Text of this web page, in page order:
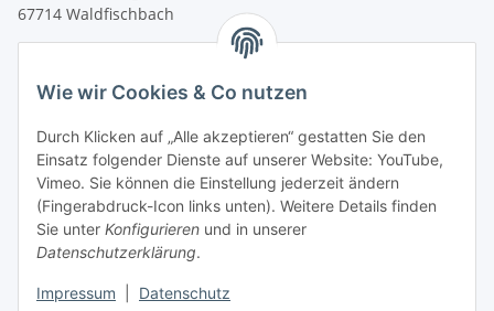
Wie wir Cookies & Co nutzen
Durch Klicken auf „Alle akzeptieren“ gestatten Sie den
Einsatz folgender Dienste auf unserer Website: YouTube,
Vimeo. Sie können die Einstellung jederzeit ändern
(Fingerabdruck-Icon links unten). Weitere Details finden
Sie unter Konfigurieren und in unserer
Datenschutzerklärung.
Impressum Datenschutz
67714 Waldfischbach
info@vitacellmedical.com
Erreichbarkeit
Mo – Fr 08:00 Uhr – 17:00 Uhr
Außerhalb dieser Zeit unterinfo@vitacellmedical.com
Sie möchten, dass wir Sie besuchen?
Ihre Terminvorschläge >>>